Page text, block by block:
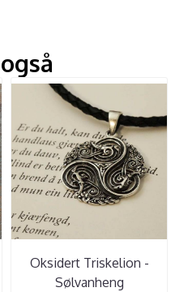
Oksidert Triskelion -
Sølvanheng